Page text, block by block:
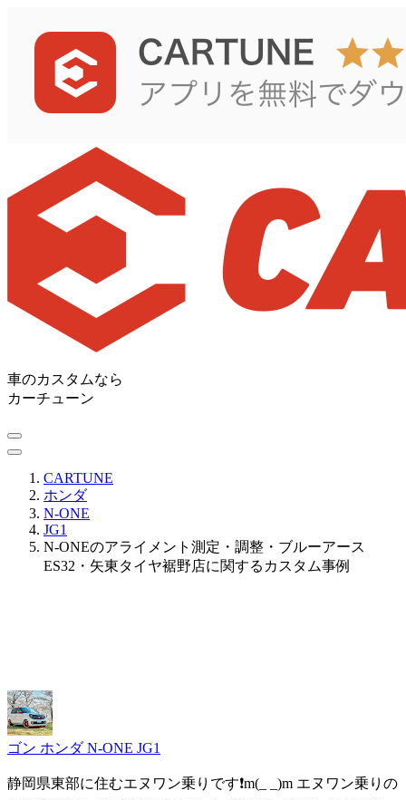
車のカスタムなら
カーチューン
CARTUNE
ホンダ
N-ONE
JG1
N-ONEのアライメント測定・調整・ブルーアース
ES32・矢東タイヤ裾野店に関するカスタム事例
ゴン ホンダ N-ONE JG1
静岡県東部に住むエヌワン乗りです❗m(_ _)m エヌワン乗りの